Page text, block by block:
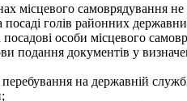
місцевого самоврядування
голів районних
особи місцевого
подання документів у
на державній